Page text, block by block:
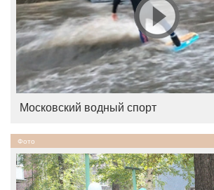
Московский водный спорт
Фото